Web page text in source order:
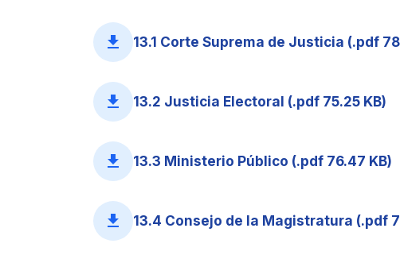
file_download 13.1 Corte Suprema de Justicia (.pdf
file_download 13.2 Justicia Electoral (.pdf 75.25 KB)
file_download 13.3 Ministerio Público (.pdf 76.47 KB)
file_download 13.4 Consejo de la Magistratura (.pdf